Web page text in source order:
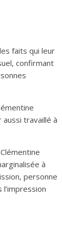
faits qui leur
confirmant
travaillé à
à
personne